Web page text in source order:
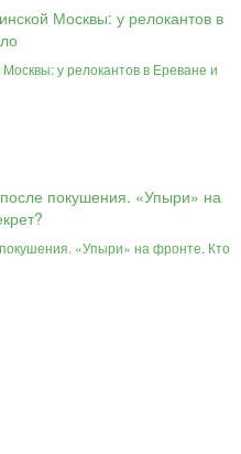
у релокантов в Ереване и
«Упыри» на фронте. Кто